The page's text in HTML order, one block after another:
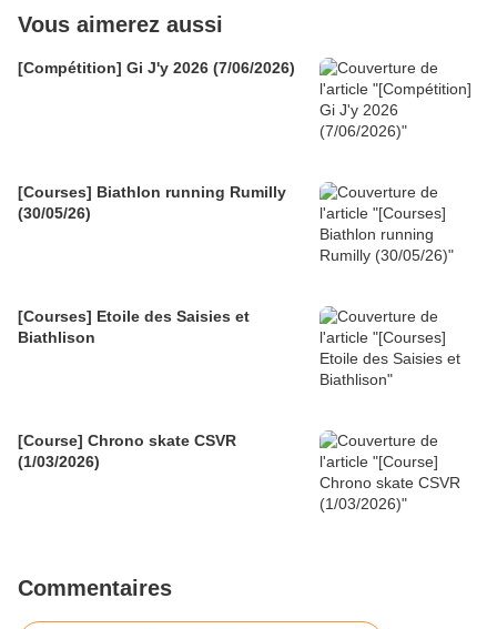
Vous aimerez aussi
[Compétition] Gi J'y 2026 (7/06/2026)
[Courses] Biathlon running Rumilly
(30/05/26)
[Courses] Etoile des Saisies et
Biathlison
[Course] Chrono skate CSVR
(1/03/2026)
Commentaires